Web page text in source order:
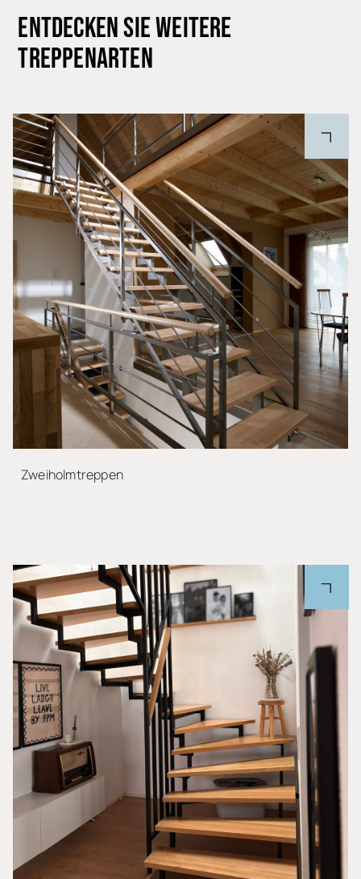
ENTDECKEN SIE WEITERE
TREPPENARTEN
Zweiholmtreppen